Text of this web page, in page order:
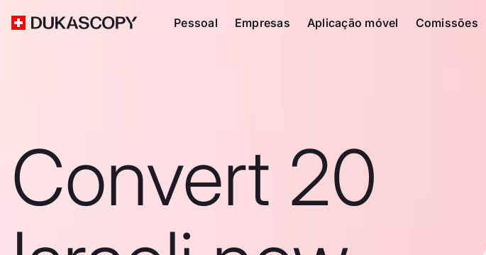
Pessoal Empresas Aplicação móvel Comissões
Convert 20